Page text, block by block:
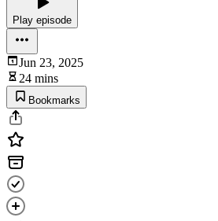
Play episode
Jun 23, 2025
24 mins
Bookmarks